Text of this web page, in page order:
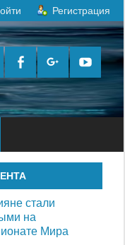
Регистрация
стали
на
Мира